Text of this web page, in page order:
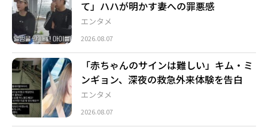
エンタメ
て」ハハが明かす妻への罪悪感
2026.08.07
エンタメ
「赤ちゃんのサインは難しい」キム・ミ
ンギョン、深夜の救急外来体験を告白
2026.08.07